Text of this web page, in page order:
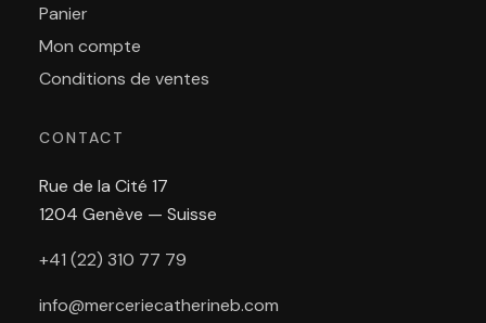
Panier
Mon compte
Conditions de ventes
CONTACT
Rue de la Cité 17
1204 Genève — Suisse
+41 (22) 310 77 79
info@merceriecatherineb.com